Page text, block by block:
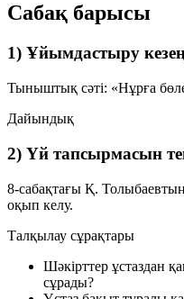
Сабақ барысы
1) Ұйымдастыру
Тыныштық сәті: «Нұрға
Дайындық
2) Үй тапсырмасын
8-сабақтағы Қ. Толыбаевтың
оқып келу.
Талқылау сұрақтары
Шәкірттер ұстаздан
сұрады?